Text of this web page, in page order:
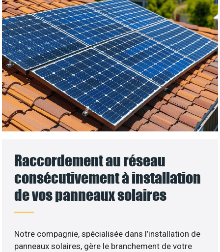
Raccordement au réseau
consécutivement à installation
de vos panneaux solaires
Notre compagnie, spécialisée dans l’installation de
panneaux solaires, gère le branchement de votre